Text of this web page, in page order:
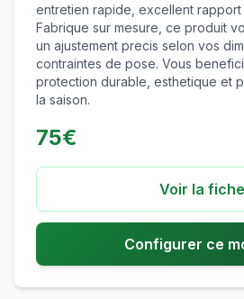
entretien rapide, excellent rapport
Fabrique sur mesure, ce produit
un ajustement precis selon vos
contraintes de pose. Vous
protection durable, esthetique et
la saison.
75€
Voir la fiche
Configurer ce